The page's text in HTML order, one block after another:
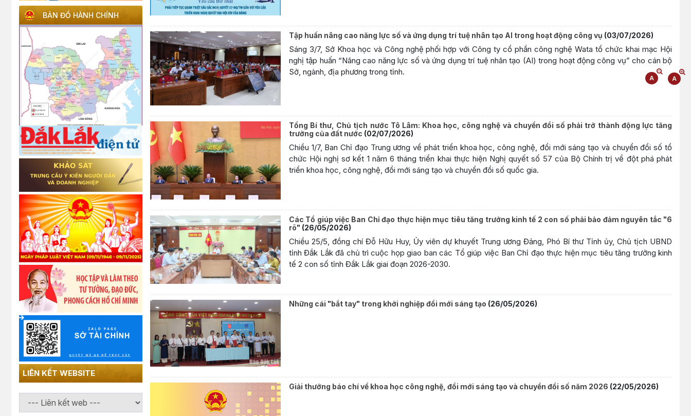
BẢN ĐỒ HÀNH CHÍNH
LIÊN KẾT WEBSITE
Tập huấn nâng cao năng lực số và ứng dụng trí tuệ nhân tạo AI trong hoạt động công vụ (03/07/2026)
Sáng 3/7, Sở Khoa học và Công nghệ phối hợp với Công ty cổ phần công nghệ Wata tổ chức khai mạc Hội
nghị tập huấn “Nâng cao năng lực số và ứng dụng trí tuệ nhân tạo (AI) trong hoạt động công vụ” cho cán bộ
Sở, ngành, địa phương trong tỉnh.
Tổng Bí thư, Chủ tịch nước Tô Lâm: Khoa học, công nghệ và chuyển đổi số phải trở thành động lực tăng
trưởng của đất nước (02/07/2026)
Chiều 1/7, Ban Chỉ đạo Trung ương về phát triển khoa học, công nghệ, đổi mới sáng tạo và chuyển đổi số tổ
chức Hội nghị sơ kết 1 năm 6 tháng triển khai thực hiện Nghị quyết số 57 của Bộ Chính trị về đột phá phát
triển khoa học, công nghệ, đổi mới sáng tạo và chuyển đổi số quốc gia.
Các Tổ giúp việc Ban Chỉ đạo thực hiện mục tiêu tăng trưởng kinh tế 2 con số phải bảo đảm nguyên tắc "6
rõ" (26/05/2026)
Chiều 25/5, đồng chí Đỗ Hữu Huy, Ủy viên dự khuyết Trung ương Đảng, Phó Bí thư Tỉnh ủy, Chủ tịch UBND
tỉnh Đắk Lắk đã chủ trì cuộc họp giao ban các Tổ giúp việc Ban Chỉ đạo thực hiện mục tiêu tăng trưởng kinh
tế 2 con số tỉnh Đắk Lắk giai đoạn 2026-2030.
Những cái "bắt tay" trong khởi nghiệp đổi mới sáng tạo (26/05/2026)
Giải thưởng báo chí về khoa học công nghệ, đổi mới sáng tạo và chuyển đổi số năm 2026 (22/05/2026)